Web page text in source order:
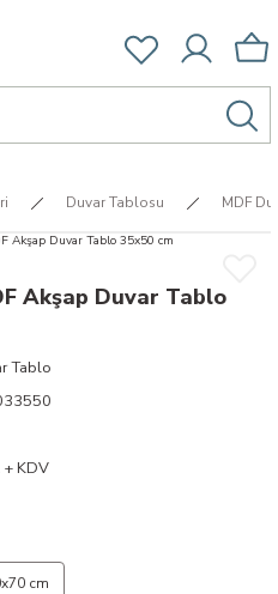
Duvar Tablosu MDF
Akşap Duvar Tablo
Tablo
KDV
cm